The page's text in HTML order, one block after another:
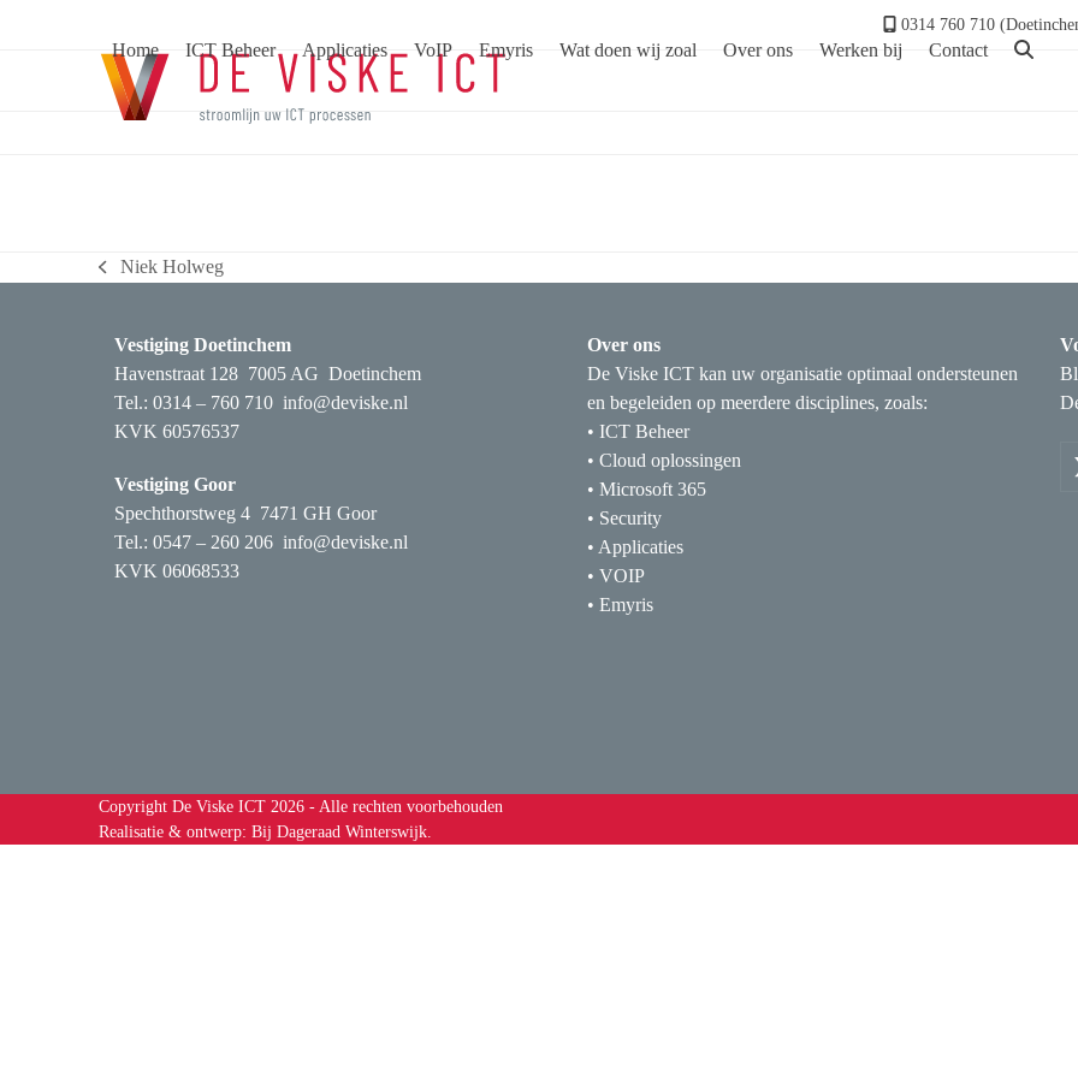
0314 760 710
Home ICT Beheer Applicaties VoIP Emyris Wat doen wij zoal Over ons Werken bij Contact
Dion Reijbroek
previous
Niek Holweg
Vestiging Doetinchem
Havenstraat 128 7005 AG Doetinchem
Tel.: 0314 – 760 710 info@deviske.nl
KVK 60576537
Vestiging Goor
Spechthorstweg 4 7471 GH Goor
Tel.: 0547 – 260 206 info@deviske.nl
KVK 06068533
Over ons
De Viske ICT kan uw organisatie optimaal ondersteunen
en begeleiden op meerdere disciplines, zoals:
• ICT Beheer
• Cloud oplossingen
• Microsoft 365
• Security
• Applicaties
• VOIP
• Emyris
Copyright De Viske ICT 2026 - Alle rechten voorbehouden
Realisatie & ontwerp: Bij Dageraad Winterswijk.